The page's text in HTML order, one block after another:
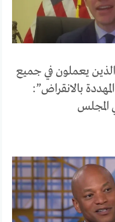
يعملون في جميع
بالانقراض”: